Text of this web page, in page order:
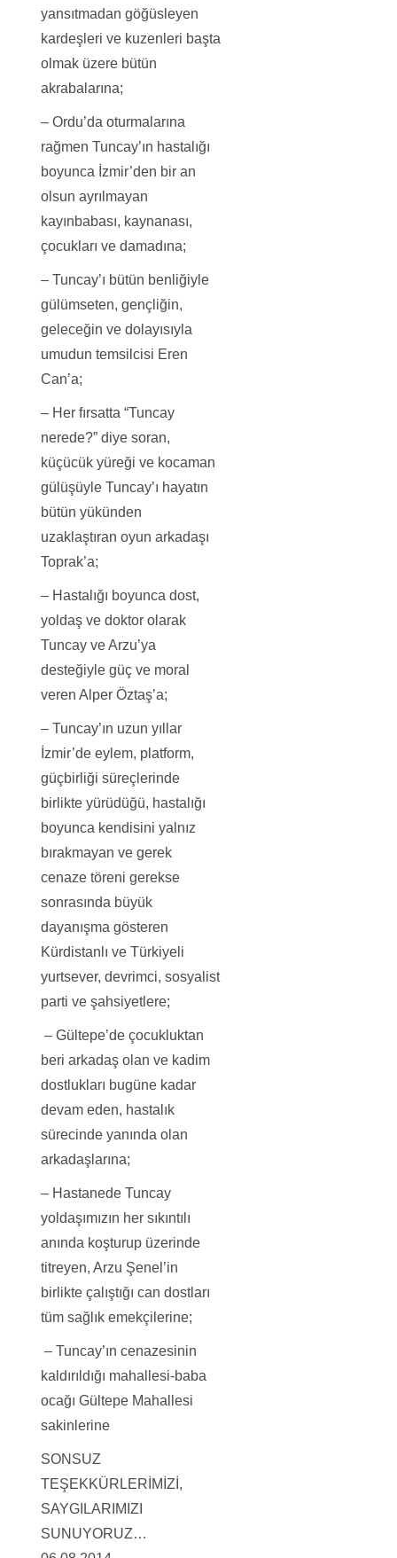
yansıtmadan göğüsleyen
kardeşleri ve kuzenleri başta
olmak üzere bütün
akrabalarına;
– Ordu’da oturmalarına
rağmen Tuncay’ın hastalığı
boyunca İzmir’den bir an
olsun ayrılmayan
kayınbabası, kaynanası,
çocukları ve damadına;
– Tuncay’ı bütün benliğiyle
gülümseten, gençliğin,
geleceğin ve dolayısıyla
umudun temsilcisi Eren
Can’a;
– Her fırsatta “Tuncay
nerede?” diye soran,
küçücük yüreği ve kocaman
gülüşüyle Tuncay’ı hayatın
bütün yükünden
uzaklaştıran oyun arkadaşı
Toprak’a;
– Hastalığı boyunca dost,
yoldaş ve doktor olarak
Tuncay ve Arzu’ya
desteğiyle güç ve moral
veren Alper Öztaş’a;
– Tuncay’ın uzun yıllar
İzmir’de eylem, platform,
güçbirliği süreçlerinde
birlikte yürüdüğü, hastalığı
boyunca kendisini yalnız
bırakmayan ve gerek
cenaze töreni gerekse
sonrasında büyük
dayanışma gösteren
Kürdistanlı ve Türkiyeli
yurtsever, devrimci, sosyalist
parti ve şahsiyetlere;
– Gültepe’de çocukluktan
beri arkadaş olan ve kadim
dostlukları bugüne kadar
devam eden, hastalık
sürecinde yanında olan
arkadaşlarına;
– Hastanede Tuncay
yoldaşımızın her sıkıntılı
anında koşturup üzerinde
titreyen, Arzu Şenel’in
birlikte çalıştığı can dostları
tüm sağlık emekçilerine;
– Tuncay’ın cenazesinin
kaldırıldığı mahallesi-baba
ocağı Gültepe Mahallesi
sakinlerine
SONSUZ
TEŞEKKÜRLERİMİZİ,
SAYGILARIMIZI
SUNUYORUZ…